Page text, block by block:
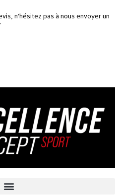
n’hésitez pas à nous envoyer un